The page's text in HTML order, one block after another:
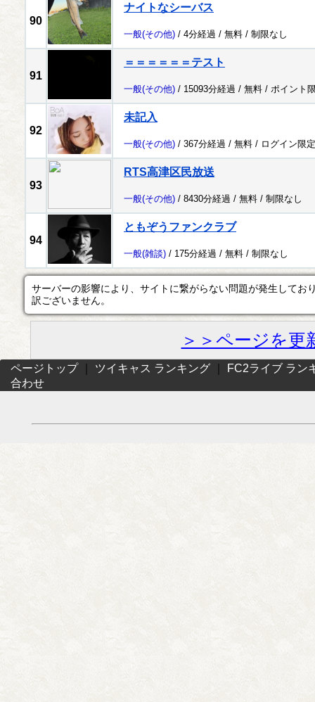
90
ナイトなシーバス
一般(その他) / 4分経過 / 無料 / 制限なし
91
＝＝＝＝＝＝テスト
一般(その他) / 15093分経過 / 無料 / ポイント
92
未記入
一般(その他) / 367分経過 / 無料 / ログイン限定
93
RTS高津区民放送
一般(その他) / 8430分経過 / 無料 / 制限なし
94
ともぞうファンクラブ
一般(雑談) / 175分経過 / 無料 / 制限なし
サーバーの影響により、サイトに繋がらない問題が発生してお
訳ございません。
＞＞ページを更
ページトップ｜ ツイキャス ランキング
FC2ライブ ラン
合わせ